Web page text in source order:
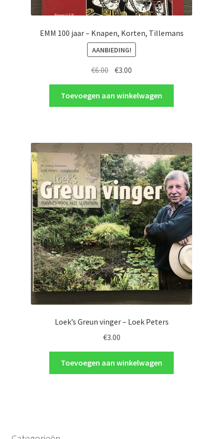
EMM 100 jaar – Knapen, Korten, Tillemans
AANBIEDING!
€6.00 Oorspronkelijke
prijs
was:
€6.00.
€3.00
prijs
is:
€3.00.
Toevoegen aan winkelwagen
Loek’s Greun vinger – Loek Peters
€3.00
Toevoegen aan winkelwagen